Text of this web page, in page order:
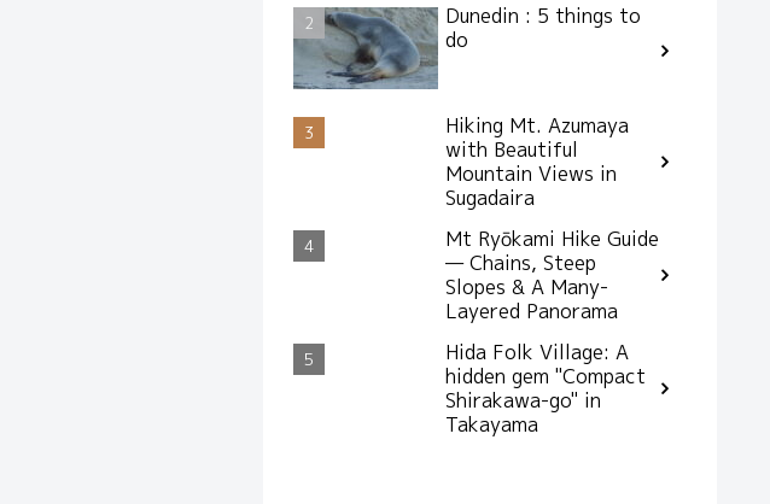
Dunedin : 5 things to
do
Hiking Mt. Azumaya
with Beautiful
Mountain Views in
Sugadaira
Mt Ryōkami Hike Guide
— Chains, Steep
Slopes & A Many-
Layered Panorama
Hida Folk Village: A
hidden gem "Compact
Shirakawa-go" in
Takayama